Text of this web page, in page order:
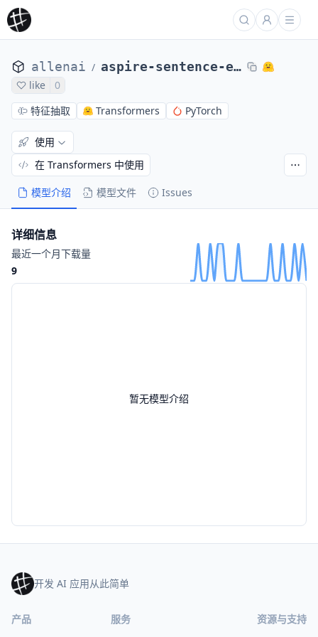
allenai / aspire-sentence-embedder
like
0
特征抽取
Transformers PyTorch
模型介绍 模型文件 Issues
使用
在 Transformers 中使用
暂无模型介绍
详细信息
最近一个月下载量
9
开发 AI 应用从此简单
产品 服务 资源与支持